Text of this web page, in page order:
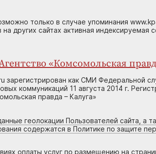
только в случае упоминания
других сайтах активная индексируемая
«Комсомольская
зарегистрирован как СМИ Федеральной
коммуникаций 11 августа 2014 г.
правда – Калуга»
геолокации Пользователей сайта, а
содержатся в Политике по защите
оплаты услуг по размещению на